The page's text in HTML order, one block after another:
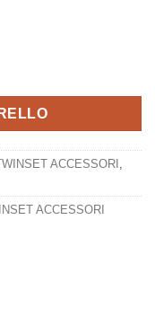
ACCESSORI ,
ACCESSORI